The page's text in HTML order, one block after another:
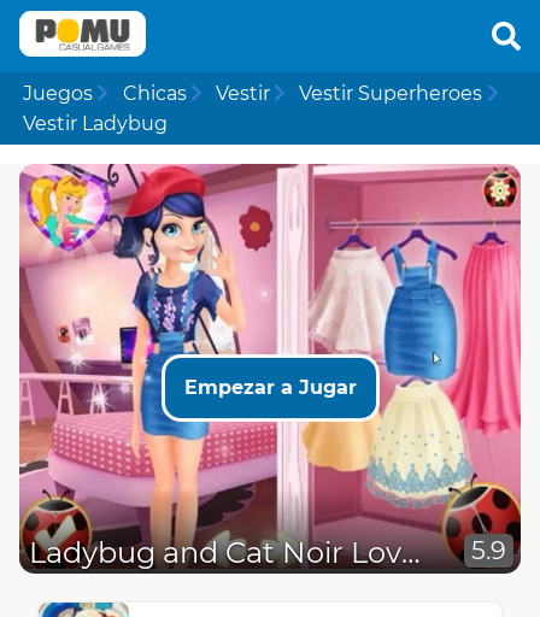
Juegos Chicas Vestir
Vestir Superheroes
Vestir Ladybug
Empezar a Jugar
Ladybug and Cat Noir Love Notes 5.9